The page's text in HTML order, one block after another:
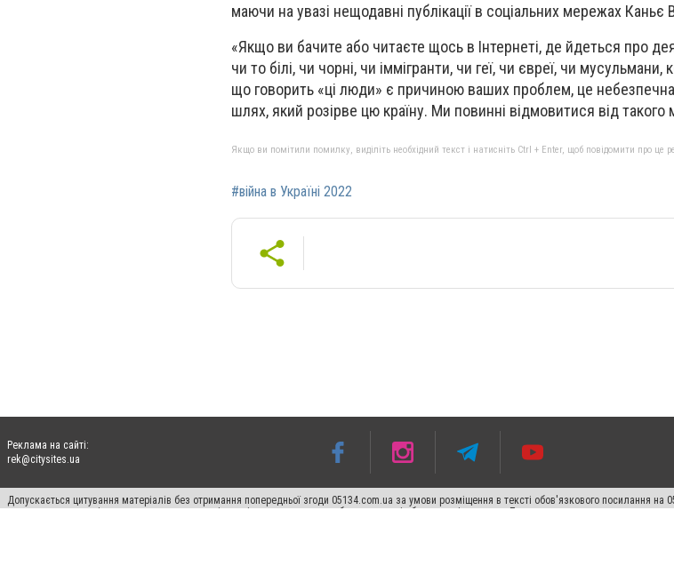
маючи на увазі нещодавні публікації в соціальних мережах Каньє
«Якщо ви бачите або читаєте щось в Інтернеті, де йдеться про
чи то білі, чи чорні, чи іммігранти, чи геї, чи євреї, чи
що говорить «ці люди» є причиною ваших проблем, це
шлях, який розірве цю країну. Ми повинні відмовитися від
Якщо ви помітили помилку, виділіть необхідний текст і натисніть Ctrl + Enter, щоб повідомити про це
#війна в Україні 2022
Реклама на сайті:
rek@citysites.ua
Допускається цитування матеріалів без отримання попередньої згоди 05134.com.ua за умови розміщення в тексті обов'язкового посилання
пошукових систем гіперпосилання на цитовані статті не нижче другого абзацу в тексті або в якості джерела. Порушення виняткових прав